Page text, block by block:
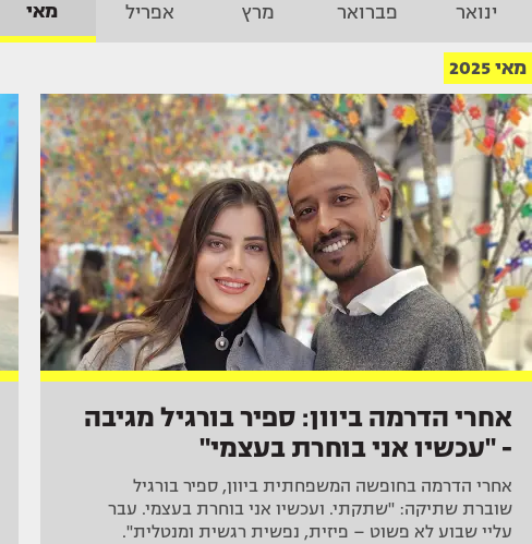
ינואר פברואר מרץ אפריל מאי
מאי 2025
אחרי הדרמה ביוון: ספיר בורגיל מגיבה
- "עכשיו אני בוחרת בעצמי"
אחרי הדרמה בחופשה המשפחתית ביוון, ספיר בורגיל
שוברת שתיקה: "שתקתי. ועכשיו אני בוחרת בעצמי. עבר
עליי שבוע לא פשוט – פיזית, נפשית רגשית ומנטלית".